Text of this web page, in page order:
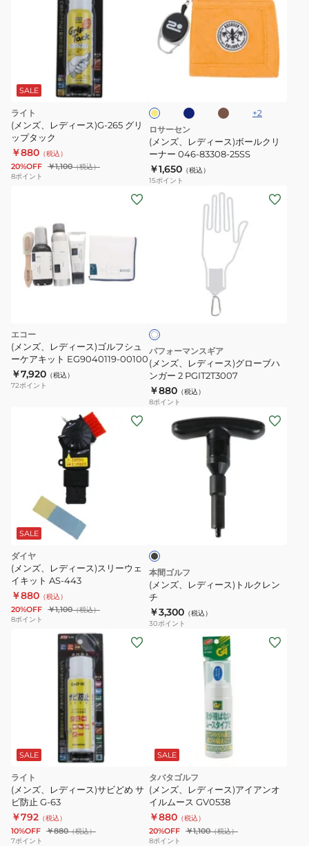
SALE
ライト
(メンズ、レディース)G-265 グリ
ップタック
￥880 （税込）
20%OFF ￥1,100（税込）
8ポイント
デ
ボ
ー
ル
ク
リ
ー
イ
エ
ロ
ー
+2
ロサーセン
(メンズ、レディース)ボールクリ
ーナー 046-83308-25SS
￥1,650 （税込）
15ポイント
エコー
(メンズ、レディース)ゴルフシュ
ーケアキット EG9040119-00100
￥7,920 （税込）
72ポイント
グ
ロ
ー
ブ
ハ
ン
パフォーマンスギア
(メンズ、レディース)グローブハ
ンガー 2 PGIT2T3007
￥880 （税込）
8ポイント
SALE
ダイヤ
(メンズ、レディース)スリーウェ
イキット AS-443
￥880 （税込）
20%OFF ￥1,100（税込）
8ポイント
ト
ル
ク
レ
ン
ラ
ッ
本間ゴルフ
(メンズ、レディース)トルクレン
チ
￥3,300 （税込）
30ポイント
SALE
ライト
(メンズ、レディース)サビどめ サ
ビ防止 G-63
￥792 （税込）
10%OFF ￥880（税込）
7ポイント
SALE
タバタゴルフ
(メンズ、レディース)アイアンオ
イルムース GV0538
￥880 （税込）
20%OFF ￥1,100（税込）
8ポイント